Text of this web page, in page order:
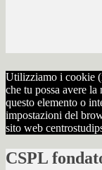
Utilizziamo i cookie
che tu possa avere
questo elemento o
impostazioni del
sito web
CSPL